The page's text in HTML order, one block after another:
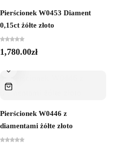
Pierścionek W0453 Diament
0,15ct żółte złoto
1,780.00zł
Pierścionek W0446 z
diamentami żółte złoto